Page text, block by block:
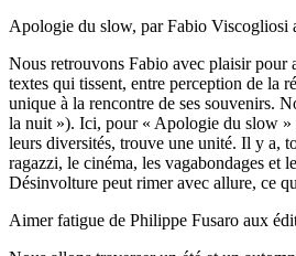
Apologie du slow, par Fabio Viscogliosi
Nous retrouvons Fabio avec plaisir pour
textes qui tissent, entre perception de la
unique à la rencontre de ses souvenirs.
la nuit »). Ici, pour « Apologie du slow »
leurs diversités, trouve une unité. Il y a,
ragazzi, le cinéma, les vagabondages et
Désinvolture peut rimer avec allure, ce
Aimer fatigue de Philippe Fusaro aux